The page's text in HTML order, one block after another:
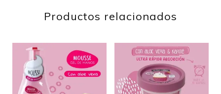
Productos relacionados